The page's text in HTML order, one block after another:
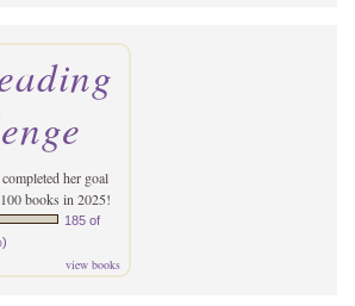
her goal
books in 2025!
185 of
view books